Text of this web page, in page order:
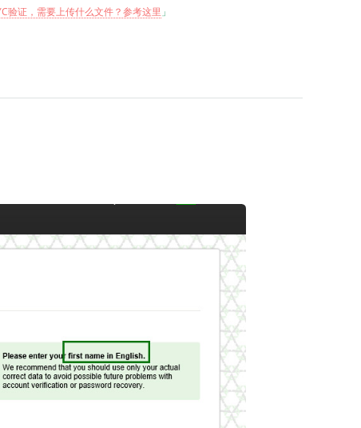
验证，需要上传什么文件？参考这里 」